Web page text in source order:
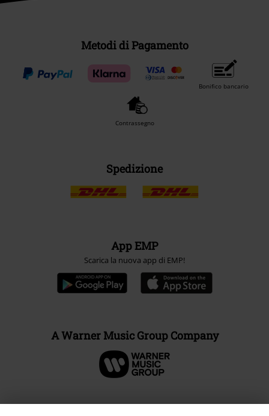
Metodi di Pagamento
Bonifico bancario
Contrassegno
Spedizione
App EMP
Scarica la nuova app di EMP!
A Warner Music Group Company